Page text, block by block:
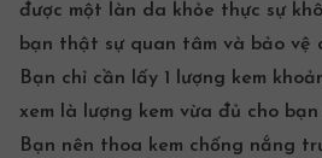
được một làn da khỏe thực sự
bạn thật sự quan tâm và bảo vệ
Bạn chỉ cần lấy 1 lượng kem
xem là lượng kem vừa đủ cho
Bạn nên thoa kem chống nắng